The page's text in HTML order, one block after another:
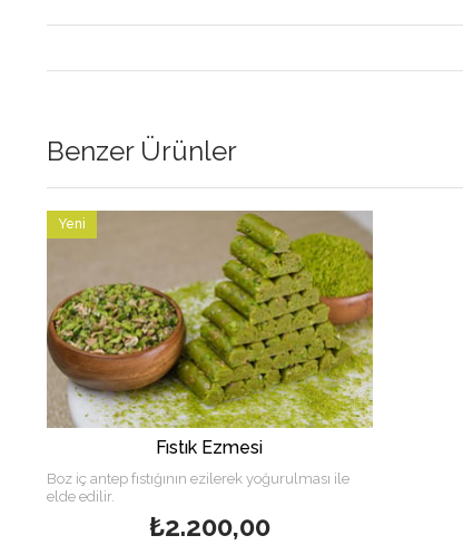
Benzer Ürünler
Fıstık Ezmesi
Boz iç antep fıstığının ezilerek yoğurulması ile
elde edilir.
₺2.200,00
Yeni